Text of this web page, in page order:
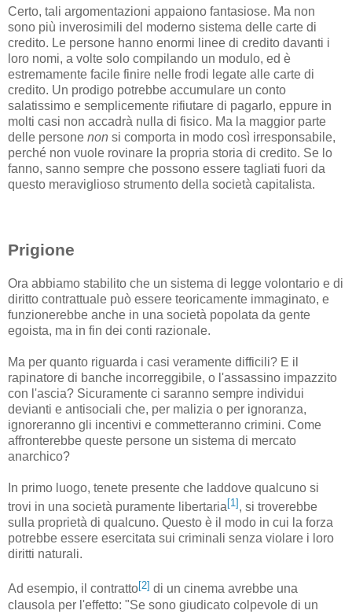
Certo, tali argomentazioni appaiono fantasiose. Ma non
sono più inverosimili del moderno sistema delle carte di
credito. Le persone hanno enormi linee di credito davanti i
loro nomi, a volte solo compilando un modulo, ed è
estremamente facile finire nelle frodi legate alle carte di
credito. Un prodigo potrebbe accumulare un conto
salatissimo e semplicemente rifiutare di pagarlo, eppure in
molti casi non accadrà nulla di fisico. Ma la maggior parte
delle persone non si comporta in modo così irresponsabile,
perché non vuole rovinare la propria storia di credito. Se lo
fanno, sanno sempre che possono essere tagliati fuori da
questo meraviglioso strumento della società capitalista.
Prigione
Ora abbiamo stabilito che un sistema di legge volontario e di
diritto contrattuale può essere teoricamente immaginato, e
funzionerebbe anche in una società popolata da gente
egoista, ma in fin dei conti razionale.
Ma per quanto riguarda i casi veramente difficili? E il
rapinatore di banche incorreggibile, o l'assassino impazzito
con l'ascia? Sicuramente ci saranno sempre individui
devianti e antisociali che, per malizia o per ignoranza,
ignoreranno gli incentivi e commetteranno crimini. Come
affronterebbe queste persone un sistema di mercato
anarchico?
In primo luogo, tenete presente che laddove qualcuno si
trovi in una società puramente libertaria[1] , si troverebbe
sulla proprietà di qualcuno. Questo è il modo in cui la forza
potrebbe essere esercitata sui criminali senza violare i loro
diritti naturali.
Ad esempio, il contratto[2] di un cinema avrebbe una
clausola per l'effetto: "Se sono giudicato colpevole di un